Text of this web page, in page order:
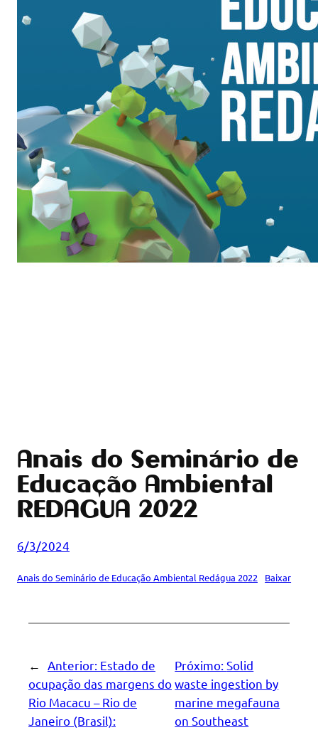
Anais do Seminário de
Educação Ambiental
REDAGUA 2022
6/3/2024
Anais do Seminário de Educação Ambiental Redágua 2022 Baixar
← Anterior: Estado de
ocupação das margens do
Rio Macacu – Rio de
Janeiro (Brasil):
Próximo:Solid
waste ingestion by
marine megafauna
on Southeast